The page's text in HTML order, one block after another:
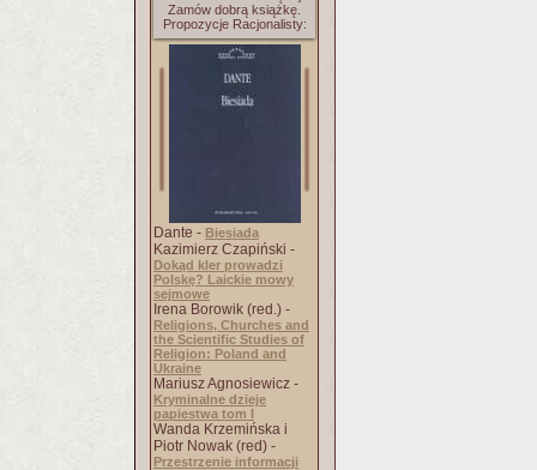
Zamów dobrą książkę.
Propozycje Racjonalisty:
Dante - Biesiada
Kazimierz Czapiński -
Dokąd kler prowadzi
Polskę? Laickie mowy
sejmowe
Irena Borowik (red.) -
Religions, Churches and
the Scientific Studies of
Religion: Poland and
Ukraine
Mariusz Agnosiewicz -
Kryminalne dzieje
papiestwa tom I
Wanda Krzemińska i
Piotr Nowak (red) -
Przestrzenie informacji